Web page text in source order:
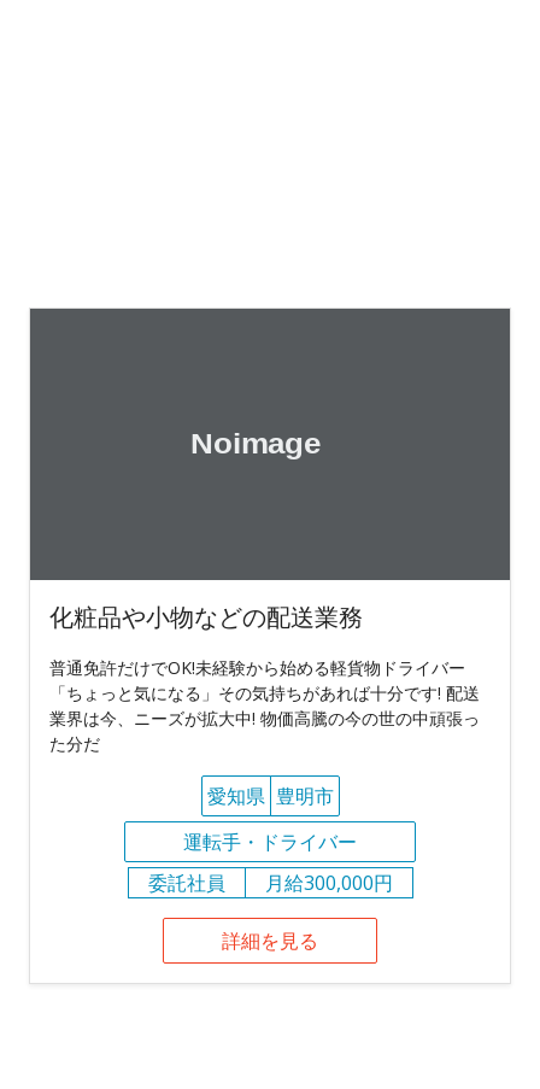
化粧品や小物などの配送業務
普通免許だけでOK!未経験から始める軽貨物ドライバー
「ちょっと気になる」その気持ちがあれば十分です! 配送
業界は今、ニーズが拡大中! 物価高騰の今の世の中頑張っ
た分だ
愛知県 豊明市
運転手・ドライバー
委託社員
月給300,000円
詳細を見る